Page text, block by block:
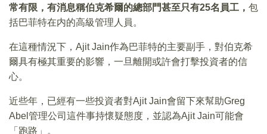
常有限，有消息稱伯克希爾的總部門甚至只有25名員工， 包
括巴菲特在内的高級管理人員。
在這種情況下，Ajit Jain作為巴菲特的主要副手，對伯克希
爾具有極其重要的影響，一旦離開或許會打擊投資者的信
心。
近些年，已經有一些投資者對Ajit Jain會留下來幫助Greg
Abel管理公司這件事持懷疑態度，並認為Ajit Jain可能會
「跑路」。